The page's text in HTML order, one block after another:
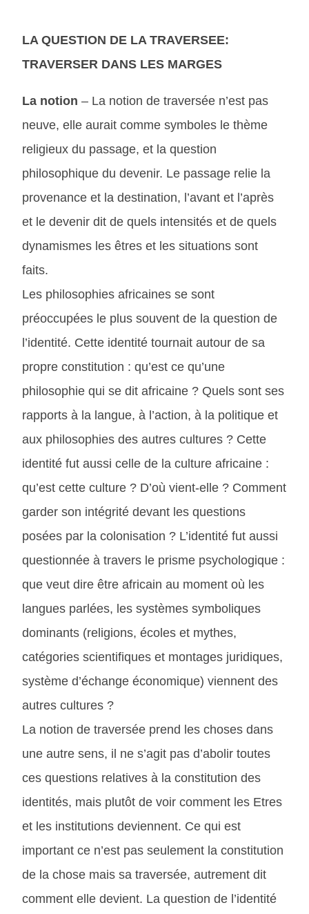
LA QUESTION DE LA TRAVERSEE:
TRAVERSER DANS LES MARGES
La notion – La notion de traversée n’est pas
neuve, elle aurait comme symboles le thème
religieux du passage, et la question
philosophique du devenir. Le passage relie la
provenance et la destination, l’avant et l’après
et le devenir dit de quels intensités et de quels
dynamismes les êtres et les situations sont
faits.
Les philosophies africaines se sont
préoccupées le plus souvent de la question de
l’identité. Cette identité tournait autour de sa
propre constitution : qu’est ce qu’une
philosophie qui se dit africaine ? Quels sont ses
rapports à la langue, à l’action, à la politique et
aux philosophies des autres cultures ? Cette
identité fut aussi celle de la culture africaine :
qu’est cette culture ? D’où vient-elle ? Comment
garder son intégrité devant les questions
posées par la colonisation ? L’identité fut aussi
questionnée à travers le prisme psychologique :
que veut dire être africain au moment où les
langues parlées, les systèmes symboliques
dominants (religions, écoles et mythes,
catégories scientifiques et montages juridiques,
système d’échange économique) viennent des
autres cultures ?
La notion de traversée prend les choses dans
une autre sens, il ne s’agit pas d’abolir toutes
ces questions relatives à la constitution des
identités, mais plutôt de voir comment les Etres
et les institutions deviennent. Ce qui est
important ce n’est pas seulement la constitution
de la chose mais sa traversée, autrement dit
comment elle devient. La question de l’identité